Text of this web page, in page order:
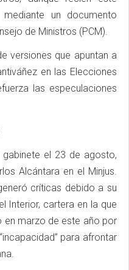
un documento
de Ministros (PCM).
versiones que apuntan a
en las Elecciones
las especulaciones
el 23 de agosto,
Alcántara en el Minjus.
críticas debido a su
Interior, cartera en la que
en marzo de este año por
para afrontar